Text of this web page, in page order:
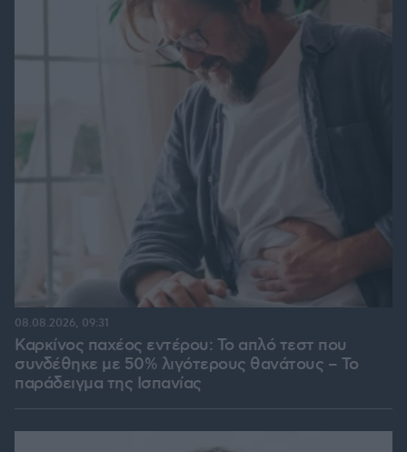
Καρκίνος παχέος εντέρου: Το απλό τεστ που
συνδέθηκε με 50% λιγότερους θανάτους – Το
παράδειγμα της Ισπανίας
08.08.2026, 09:31